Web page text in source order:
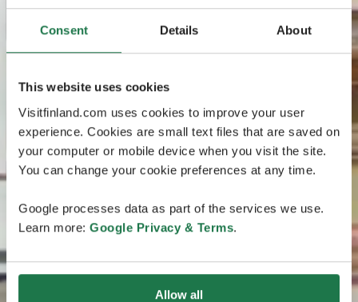
Consent Details About
This website uses cookies
Visitfinland.com uses cookies to improve your user
experience. Cookies are small text files that are saved on
your computer or mobile device when you visit the site.
You can change your cookie preferences at any time.
Google processes data as part of the services we use.
Learn more: Google Privacy & Terms.
Allow all